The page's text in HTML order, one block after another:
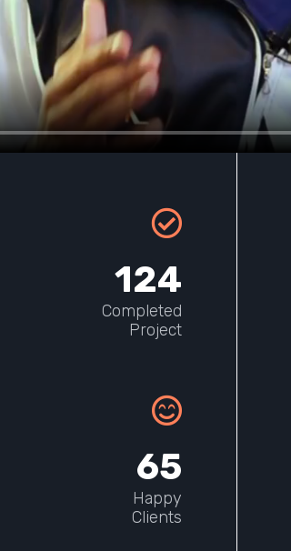
124
Completed
Project
65
Happy
Clients